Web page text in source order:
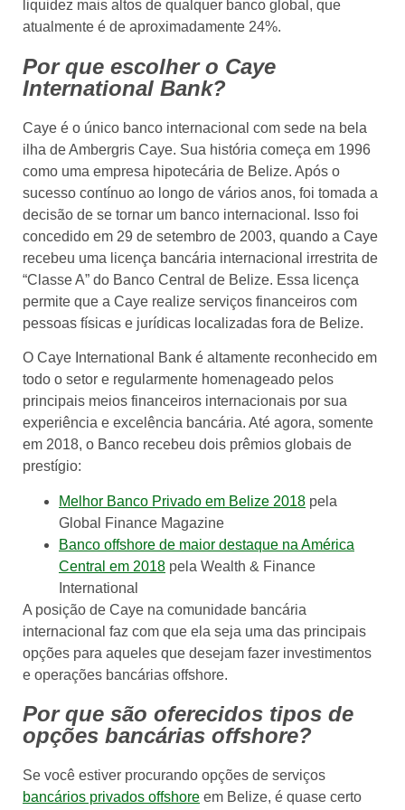
liquidez mais altos de qualquer banco global, que
atualmente é de aproximadamente 24%.
Por que escolher o Caye
International Bank?
Caye é o único banco internacional com sede na bela
ilha de Ambergris Caye. Sua história começa em 1996
como uma empresa hipotecária de Belize. Após o
sucesso contínuo ao longo de vários anos, foi tomada a
decisão de se tornar um banco internacional. Isso foi
concedido em 29 de setembro de 2003, quando a Caye
recebeu uma licença bancária internacional irrestrita de
“Classe A” do Banco Central de Belize. Essa licença
permite que a Caye realize serviços financeiros com
pessoas físicas e jurídicas localizadas fora de Belize.
O Caye International Bank é altamente reconhecido em
todo o setor e regularmente homenageado pelos
principais meios financeiros internacionais por sua
experiência e excelência bancária. Até agora, somente
em 2018, o Banco recebeu dois prêmios globais de
prestígio:
Melhor Banco Privado em Belize 2018 pela
Global Finance Magazine
Banco offshore de maior destaque na América
Central em 2018 pela Wealth & Finance
International
A posição de Caye na comunidade bancária
internacional faz com que ela seja uma das principais
opções para aqueles que desejam fazer investimentos
e operações bancárias offshore.
Por que são oferecidos tipos de
opções bancárias offshore?
Se você estiver procurando opções de serviços
bancários privados offshore em Belize, é quase certo